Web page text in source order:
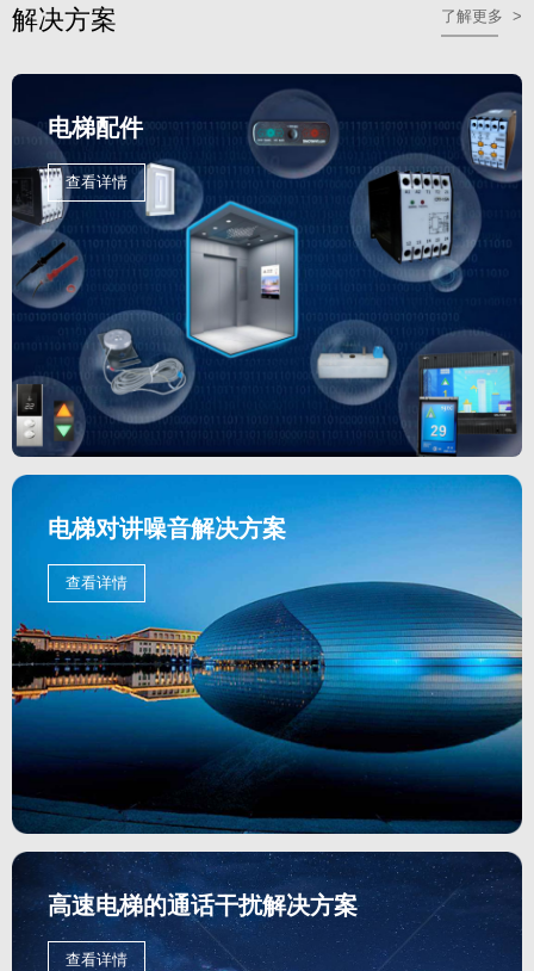
解决方案 了解更多 >
电梯配件
查看详情
电梯对讲噪音解决方案
查看详情
高速电梯的通话干扰解决方案
查看详情